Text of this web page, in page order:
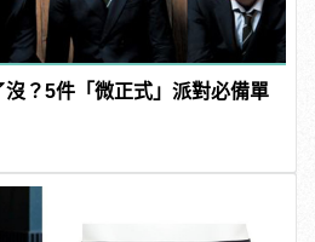
？5件「微正式」派對必備單